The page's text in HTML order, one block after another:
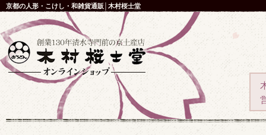
京都の人形・こけし・和雑貨通販│木村桜士堂